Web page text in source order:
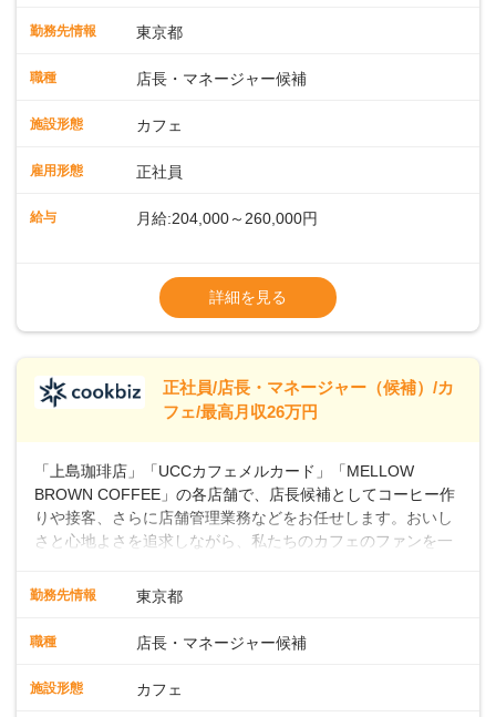
の抽出や各種ドリンクの作成お客様のご案内、レジ対応軽食
タートも安心 ◎サポート体制充実コーヒーの知識から接客マ
から40代まで幅広い年齢層が活躍しており、チームワークも
るので、スムーズに業務に馴染める環境です。「カフェの接
長として活躍を！接客業務になれたら、売上・シフト・在庫
一切無用♪一つひとつをしっかり伝えていきますので、無理の
ないペースで覚えていきましょう！さらにマネージャーへの
勤務先情報 東京都
職種 店長・マネージャー候補
施設形態 カフェ
雇用形態 正社員
給与 月給:204,000～260,000円
ます・東日本エリア：月給21万4000～27万
※経験・スキルを考慮の上、決定します。
※別途、残業代および各種手当あり
※試用期間なし
■店長職： ・西日本／月給26万7500円
万円＋賞与(年3回)・店長職：年収410万円／
詳細を見る
正社員/店長・マネージャー（候補）/カ
フェ/最高月収26万円
「上島珈琲店」「UCCカフェメルカード」「MELLOW
BROWN COFFEE」の各店舗で、店長候補としてコーヒー作
りや接客、さらに店舗管理業務などをお任せします。おいし
さと心地よさを追求しながら、私たちのカフェのファンを一
の抽出や各種ドリンクの作成お客様のご案内、レジ対応軽食
タートも安心 ◎サポート体制充実コーヒーの知識から接客マ
から40代まで幅広い年齢層が活躍しており、チームワークも
勤務先情報 東京都
職種 店長・マネージャー候補
施設形態 カフェ